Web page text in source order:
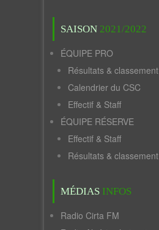
SAISON 2021/2022
ÉQUIPE PRO
Résultats & classement
Calendrier du CSC
Effectif & Staff
ÉQUIPE RÉSERVE
Effectif & Staff
Résultats & classement
MÉDIAS INFOS
Radio Cirta FM